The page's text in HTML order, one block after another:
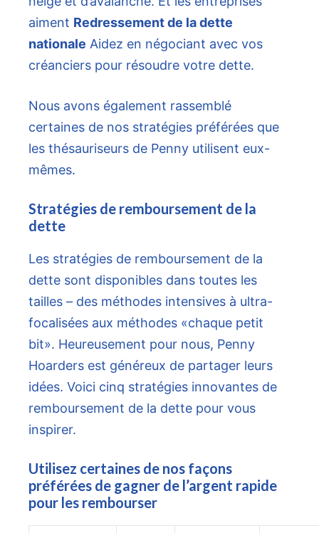
aiment Redressement de la dette
nationale Aidez en négociant avec vos
créanciers pour résoudre votre dette.
Nous avons également rassemblé
certaines de nos stratégies préférées que
les thésauriseurs de Penny utilisent eux-
mêmes.
Stratégies de remboursement de la
dette
Les stratégies de remboursement de la
dette sont disponibles dans toutes les
tailles – des méthodes intensives à ultra-
focalisées aux méthodes «chaque petit
bit». Heureusement pour nous, Penny
Hoarders est généreux de partager leurs
idées. Voici cinq stratégies innovantes de
remboursement de la dette pour vous
inspirer.
Utilisez certaines de nos façons
préférées de gagner de l’argent rapide
pour les rembourser